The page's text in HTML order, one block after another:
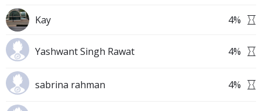
Kay 4%
Yashwant Singh Rawat 4%
sabrina rahman 4%